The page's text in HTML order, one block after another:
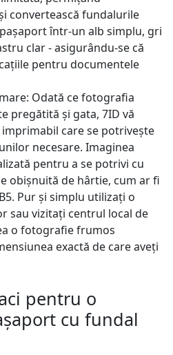
convertească fundalurile
într-un alb simplu, gri
clar - asigurându-se că
pentru documentele
Odată ce fotografia
pregătită și gata, 7ID vă
care se potrivește
necesare. Imaginea
pentru a se potrivi cu
obișnuită de hârtie, cum ar fi
Pur și simplu utilizați o
sau vizitați centrul local de
o fotografie frumos
exactă de care aveți
pentru o
cu fundal